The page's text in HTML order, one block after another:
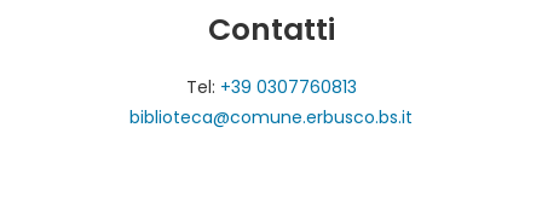
Contatti
Tel: +39 0307760813
biblioteca@comune.erbusco.bs.it